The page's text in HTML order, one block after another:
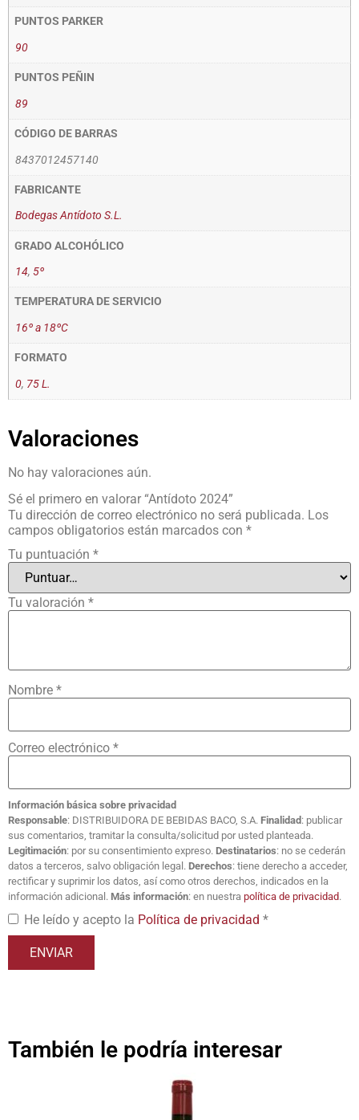
PUNTOS PARKER
90
PUNTOS PEÑIN
89
CÓDIGO DE BARRAS
8437012457140
FABRICANTE
Bodegas Antídoto S.L.
GRADO ALCOHÓLICO
14, 5º
TEMPERATURA DE SERVICIO
16º a 18ºC
FORMATO
0, 75 L.
Valoraciones
No hay valoraciones aún.
Sé el primero en valorar “Antídoto 2024”
Tu dirección de correo electrónico no será publicada. Los
campos obligatorios están marcados con *
Tu puntuación *
Tu valoración *
Nombre *
Correo electrónico *
Información básica sobre privacidad
Responsable: DISTRIBUIDORA DE BEBIDAS BACO, S.A. Finalidad : publicar
sus comentarios, tramitar la consulta/solicitud por usted planteada.
Legitimación: por su consentimiento expreso. Destinatarios: no se cederán
datos a terceros, salvo obligación legal. Derechos: tiene derecho a acceder,
rectificar y suprimir los datos, así como otros derechos, indicados en la
información adicional. Más información: en nuestra política de privacidad.
He leído y acepto la Política de privacidad *
También le podría interesar